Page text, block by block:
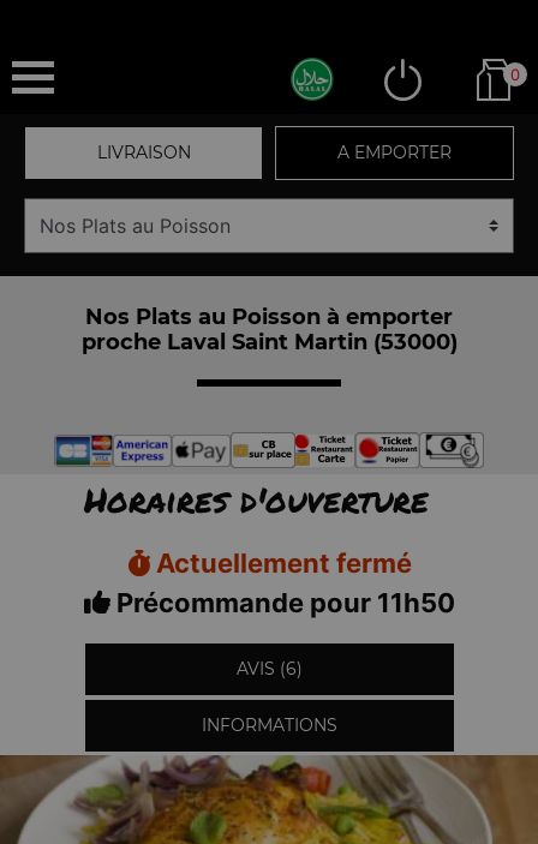
0
LIVRAISON A EMPORTER
Nos Plats au Poisson à emporter
proche Laval Saint Martin (53000)
Horaires d'ouverture
Actuellement fermé
Précommande pour 11h50
AVIS (6)
INFORMATIONS